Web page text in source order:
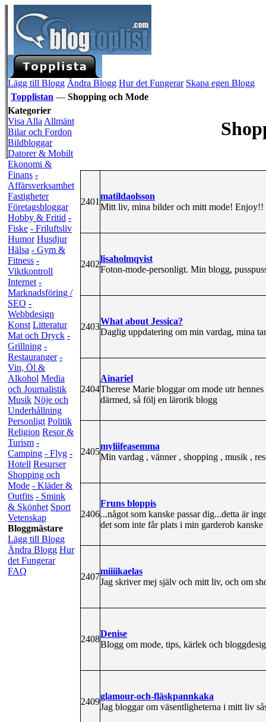
Lägg till Blogg Ändra Blogg Hur det Fungerar Skapa egen Blogg
Topplistan — Shopping och Mode
Kategorier
Visa Alla Allmänt
Bilar och Fordon
Bildbloggar
Datorer & Mobilt
Ekonomi &
Finans -
Affärsverksamhet
Fastigheter
Företagsbloggar
Hobby & Fritid -
Fiske - Friluftsliv
Humor Husdjur
Hälsa - Gym &
Fitness -
Viktkontroll
Internet -
Marknadsföring /
SEO -
Webbdesign
Konst Litteratur
Mat och Dryck -
Grillning -
Restauranger -
Vin, Öl &
Alkohol Media
och Journalistik
Musik Nöje och
Underhållning
Personligt Politik
Religion Resor &
Turism -
Camping - Flyg -
Hotell Resurser
Shopping och
Mode - Kläder &
Outfits - Smink
& Skönhet Sport
Vetenskap
Bloggmästare
Lägg till Blogg
Ändra Blogg Hur
det Fungerar
FAQ
2401
matildaolsson
Mitt liv, mina bilder och mitt mode! Enjoy!!
2402
lisaholmqvist
Foton-mode-personligt. Min blogg,
2403
What about Jessica?
Daglig uppdatering om min vardag, mina
2404
Ainariel
Therese Marie bloggar om mode utr
därmed, så följ en lärorik blogg
2405
myliifeasemma
Min vardag , vänner , shopping , musik ,
2406
Fruns bloppis
...något som kanske passar dig...detta är
det som inte får plats i min garderob
2407
miiiikaelas
Jag skriver mej själv och mitt liv, och om
2408
Denise
Blogg om mode, tips, kärlek och
2409
glamour-och-fläskpannkaka
Jag bloggar om väsentligheterna i mitt liv